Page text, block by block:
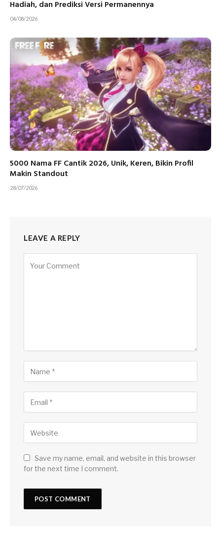
Hadiah, dan Prediksi Versi Permanennya
04/08/2026
5000 Nama FF Cantik 2026, Unik, Keren, Bikin Profil
Makin Standout
28/07/2026
LEAVE A REPLY
Save my name, email, and website in this browser
for the next time I comment.